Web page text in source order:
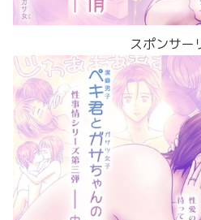
スポンサー